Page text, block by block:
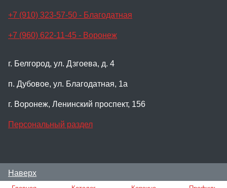
+7 (910) 323-57-50 - Благодатная
+7 (960) 622-11-45 - Воронеж
г. Белгород, ул. Дзгоева, д. 4
п. Дубовое, ул. Благодатная, 1а
г. Воронеж, Ленинский проспект, 156
Персональный раздел
Наверх
© Мотосалон Мото-Тайм, 2024